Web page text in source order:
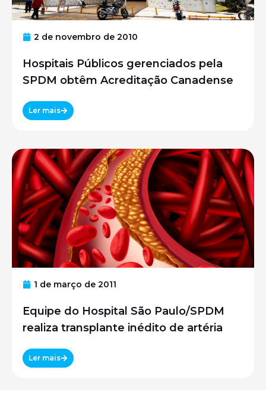
2 de novembro de 2010
Hospitais Públicos gerenciados pela
SPDM obtêm Acreditação Canadense
Ler mais
1 de março de 2011
Equipe do Hospital São Paulo/SPDM
realiza transplante inédito de artéria
Ler mais